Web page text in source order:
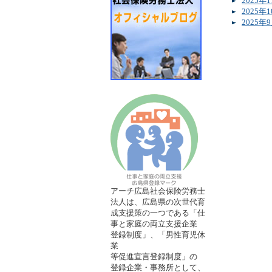
2025年
2025年
アーチ広島社会保険労務士
法人は、広島県の次世代育
成支援策の一つである「仕
事と家庭の両立支援企業
登録制度」、「男性育児休
業
等促進宣言登録制度」の
登録企業・事務所として、